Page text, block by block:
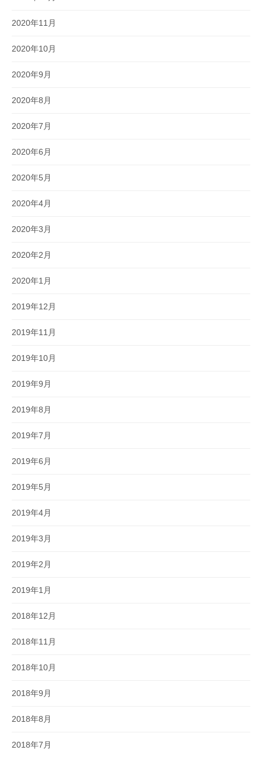
2020年11月
2020年10月
2020年9月
2020年8月
2020年7月
2020年6月
2020年5月
2020年4月
2020年3月
2020年2月
2020年1月
2019年12月
2019年11月
2019年10月
2019年9月
2019年8月
2019年7月
2019年6月
2019年5月
2019年4月
2019年3月
2019年2月
2019年1月
2018年12月
2018年11月
2018年10月
2018年9月
2018年8月
2018年7月